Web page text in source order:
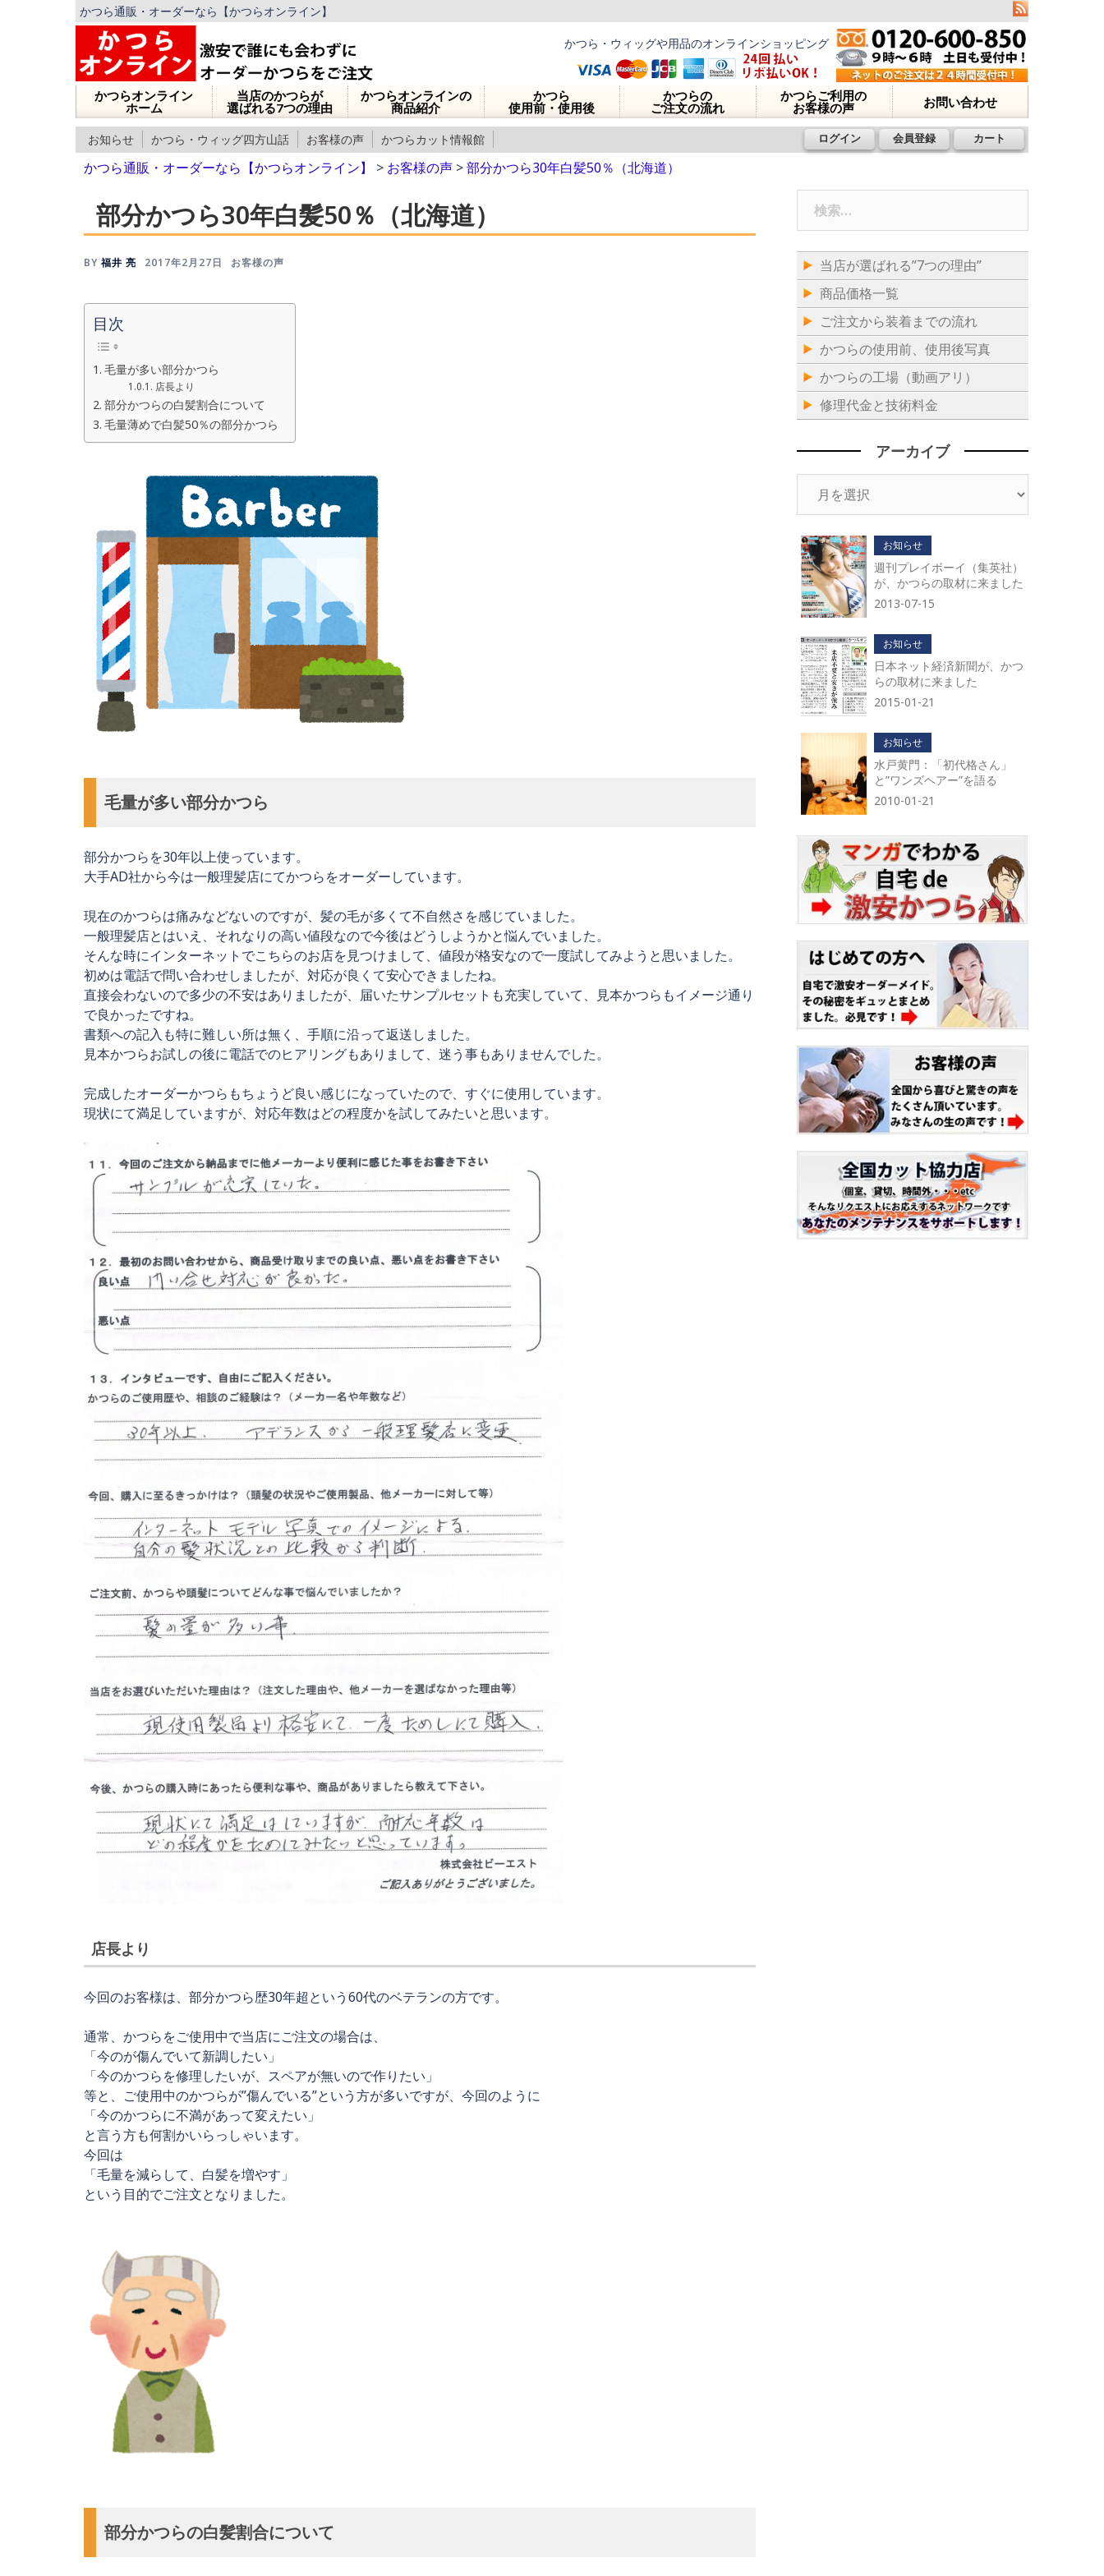
かつら通販・オーダーなら【かつらオンライン】
かつら・ウィッグや用品のオンラインショッピング
かつらオンライン
ホーム
当店のかつらが
選ばれる7つの理由
かつらオンラインの
商品紹介
かつら
使用前・使用後
かつらの
ご注文の流れ
かつらご利用の
お客様の声 お問い合わせ
お知らせ かつら・ウィッグ四方山話 お客様の声 かつらカット情報館 ログイン 会員登録 カート
かつら通販・オーダーなら【かつらオンライン】 > お客様の声 >部分かつら30年白髪50％（北海道）
部分かつら30年白髪50％（北海道）
BY 福井 亮 2017年2月27日 お客様の声
目次
毛量が多い部分かつら
店長より
部分かつらの白髪割合について
毛量薄めで白髪50％の部分かつら
毛量が多い部分かつら
部分かつらを30年以上使っています。
大手AD社から今は一般理髪店にてかつらをオーダーしています。
現在のかつらは痛みなどないのですが、髪の毛が多くて不自然さを感じていました。
一般理髪店とはいえ、それなりの高い値段なので今後はどうしようかと悩んでいました。
そんな時にインターネットでこちらのお店を見つけまして、値段が格安なので一度試してみようと思いました。
初めは電話で問い合わせしましたが、対応が良くて安心できましたね。
直接会わないので多少の不安はありましたが、届いたサンプルセットも充実していて、見本かつらもイメージ通り
で良かったですね。
書類への記入も特に難しい所は無く、手順に沿って返送しました。
見本かつらお試しの後に電話でのヒアリングもありまして、迷う事もありませんでした。
完成したオーダーかつらもちょうど良い感じになっていたので、すぐに使用しています。
現状にて満足していますが、対応年数はどの程度かを試してみたいと思います。
店長より
今回のお客様は、部分かつら歴30年超という60代のベテランの方です。
通常、かつらをご使用中で当店にご注文の場合は、
「今のが傷んでいて新調したい」
「今のかつらを修理したいが、スペアが無いので作りたい」
等と、ご使用中のかつらが”傷んでいる”という方が多いですが、今回のように
「今のかつらに不満があって変えたい」
と言う方も何割かいらっしゃいます。
今回は
「毛量を減らして、白髪を増やす」
という目的でご注文となりました。
部分かつらの白髪割合について
当店が選ばれる”7つの理由”
商品価格一覧
ご注文から装着までの流れ
かつらの使用前、使用後写真
かつらの工場（動画アリ）
修理代金と技術料金
アーカイブ
イ
ブ
お知らせ
週刊プレイボーイ（集英社）
が、かつらの取材に来ました
2013-07-15
お知らせ
日本ネット経済新聞が、かつ
らの取材に来ました
2015-01-21
お知らせ
水戸黄門：「初代格さん」
と”ワンズヘアー”を語る
2010-01-21